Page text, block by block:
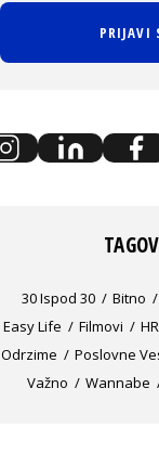
PRIJAVI
30 Ispod 30 Bitno
Easy Life
Filmovi HR
Odrzime
Poslovne
Važno
Wannabe